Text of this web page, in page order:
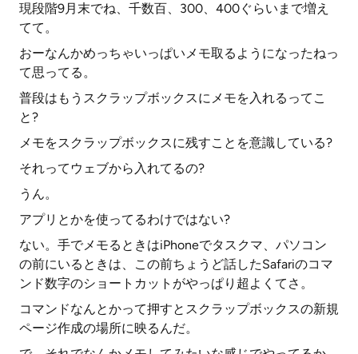
現段階9月末でね、千数百、300、400ぐらいまで増え
てて。
おーなんかめっちゃいっぱいメモ取るようになったねっ
て思ってる。
普段はもうスクラップボックスにメモを入れるってこ
と?
メモをスクラップボックスに残すことを意識している?
それってウェブから入れてるの?
うん。
アプリとかを使ってるわけではない?
ない。手でメモるときはiPhoneでタスクマ、パソコン
の前にいるときは、この前ちょうど話したSafariのコマ
ンド数字のショートカットがやっぱり超よくてさ。
コマンドなんとかって押すとスクラップボックスの新規
ページ作成の場所に映るんだ。